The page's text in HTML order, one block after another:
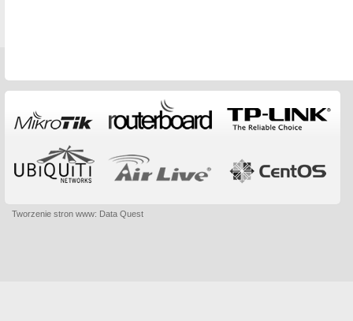
Tworzenie stron www: Data Quest